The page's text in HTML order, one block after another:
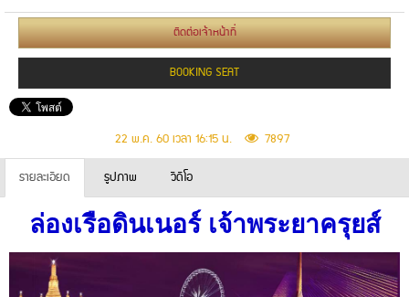
0073
ติดต่อเจ้าหน้าที่
BOOKING SEAT
22 พ.ค. 60 เวลา 16:15 น.
7897
รายละเอียด
รูปภาพ วีดีโอ
ล่องเรือดินเนอร์ เจ้าพระยาครุยส์